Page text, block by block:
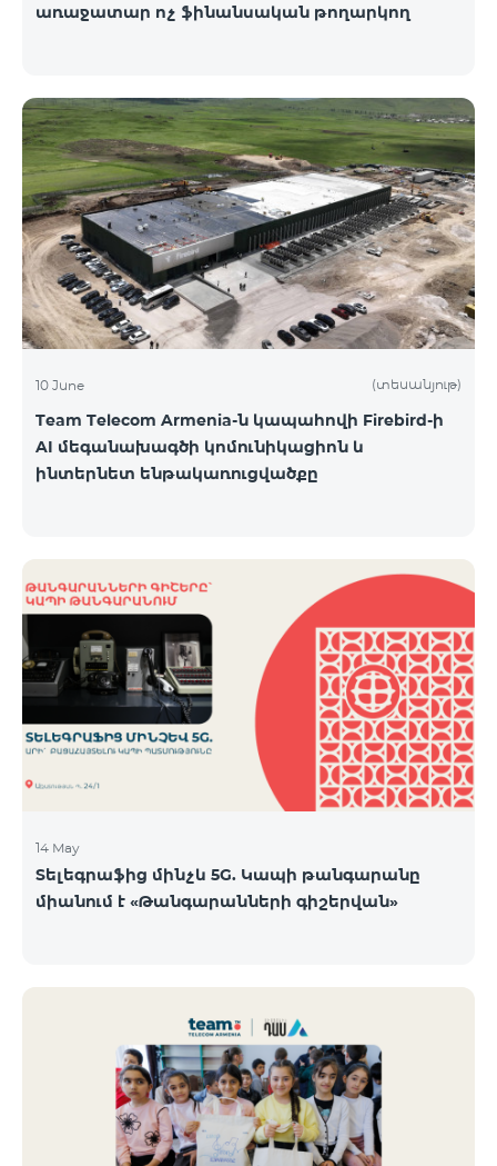
առաջատար ոչ ֆինանսական թողարկող
10 June (տեսանյութ)
Team Telecom Armenia-ն կապահովի Firebird-ի
AI մեգանախագծի կոմունիկացիոն և
ինտերնետ ենթակառուցվածքը
14 May
Տելեգրաֆից մինչև 5G. Կապի թանգարանը
միանում է «Թանգարանների գիշերվան»